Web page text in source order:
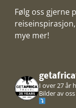
Følg oss gjerne
mye mer!
I over 27 år
Bilder av